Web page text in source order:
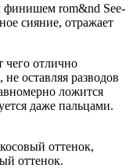
финишем rom&nd See-
сияние, отражает
чего отлично
оставляя разводов
ложится
даже пальцами.
оттенок,
оттенок.